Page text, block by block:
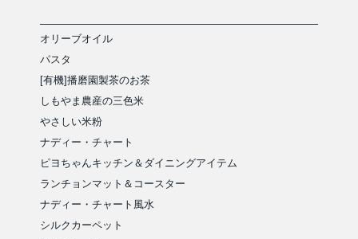
オリーブオイル
パスタ
[有機]播磨園製茶のお茶
しもやま農産の三色米
やさしい米粉
ナディー・チャート
ピヨちゃんキッチン＆ダイニングアイテム
ランチョンマット＆コースター
ナディー・チャート風水
シルクカーペット